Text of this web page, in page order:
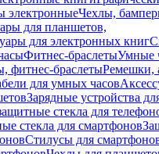
электронныеЧехлы,
для планшетов,
для электронных книг
Фитнес-браслетыУмные
фитнес-браслетыРемешки,
для умных часов
Зарядные устройства
стекла для
стекла для смартфонов
Стилусы для